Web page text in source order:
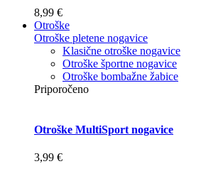
8,99 €
Otroške
Otroške pletene nogavice
Klasične otroške nogavice
Otroške športne nogavice
Otroške bombažne žabice
Priporočeno
Otroške MultiSport nogavice
3,99 €